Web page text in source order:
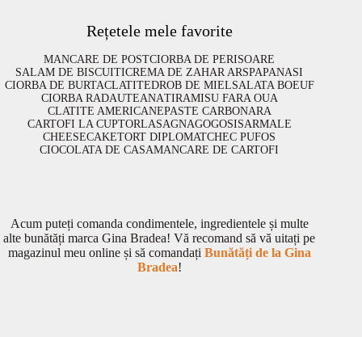
Rețetele mele favorite
MANCARE DE POSTCIORBA DE PERISOARE
SALAM DE BISCUITICREMA DE ZAHAR ARSPAPANASI
CIORBA DE BURTACLATITEDROB DE MIELSALATA BOEUF
CIORBA RADAUTEANATIRAMISU FARA OUA
CLATITE AMERICANEPASTE CARBONARA
CARTOFI LA CUPTORLASAGNAGOGOSISARMALE
CHEESECAKETORT DIPLOMATCHEC PUFOS
CIOCOLATA DE CASAMANCARE DE CARTOFI
Acum puteți comanda condimentele, ingredientele și multe
alte bunătăți marca Gina Bradea! Vă recomand să vă uitați pe
magazinul meu online și să comandați Bunătăți de la Gina
Bradea!